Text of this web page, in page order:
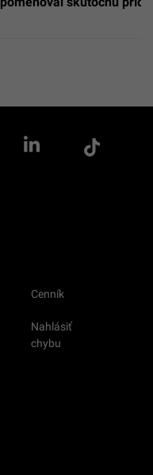
Cenník
Nahlásiť
chybu